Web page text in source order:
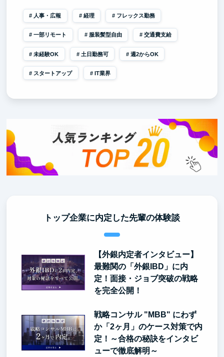
人事・広報 経理 フレックス勤務
一部リモート 服装髪型自由 交通費支給
未経験OK 土日勤務可 週2からOK
スタートアップ IT業界
トップ企業に内定した先輩の体験談
【外銀内定者インタビュー】
最難関の「外銀IBD」に内
定！面接・ジョブ突破の戦略
を完全公開！
戦略コンサル "MBB" にわず
か「2ヶ月」のケース対策で内
定！～合格の秘訣をインタビ
ューで徹底解明～